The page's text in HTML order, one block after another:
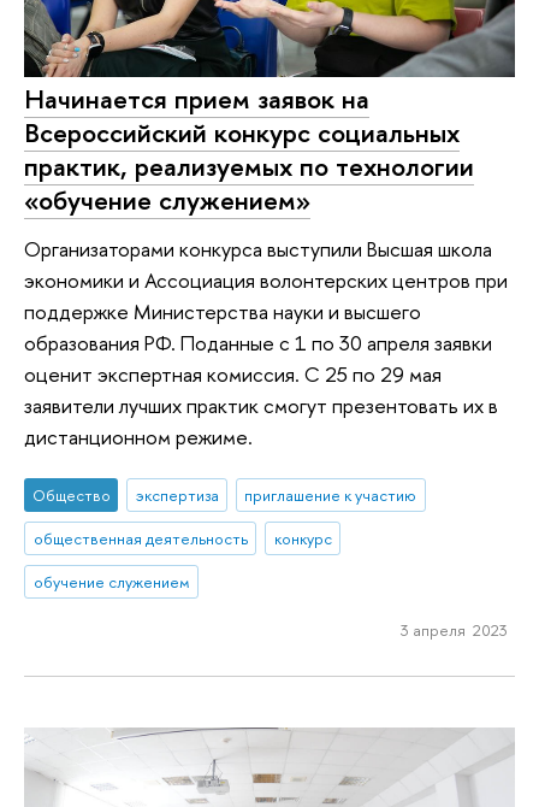
Начинается прием заявок на
Всероссийский конкурс социальных
практик, реализуемых по технологии
«обучение служением»
Организаторами конкурса выступили Высшая школа
экономики и Ассоциация волонтерских центров при
поддержке Министерства науки и высшего
образования РФ. Поданные с 1 по 30 апреля заявки
оценит экспертная комиссия. С 25 по 29 мая
заявители лучших практик смогут презентовать их в
дистанционном режиме.
Общество экспертиза
приглашение к участию
общественная деятельность
конкурс
обучение служением
3 апреля 2023